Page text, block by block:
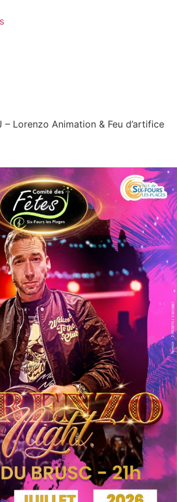
– Lorenzo Animation & Feu d’artifice